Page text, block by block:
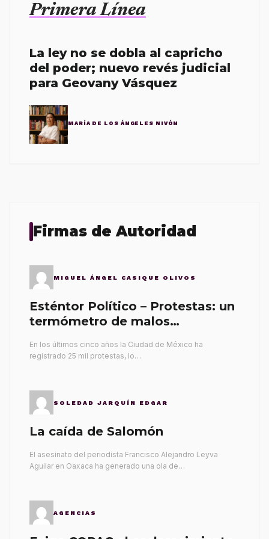
Primera Línea
La ley no se dobla al capricho
del poder; nuevo revés judicial
para Geovany Vásquez
MARÍA DE LOS ÁNGELES NIVÓN
Firmas de Autoridad
MIGUEL ÁNGEL CASIQUE OLIVOS
Esténtor Político – Protestas: un
termómetro de malos
En los últimos cinco años la Ciudad de México ha
registrado 25 mil protestas, lo…
SOLEDAD JARQUÍN EDGAR
La caída de Salomón
El asesinato del periodista Francisco Alejandro Leyva
Aguilar en Oaxaca ha generado una ola de…
AGENCIAS